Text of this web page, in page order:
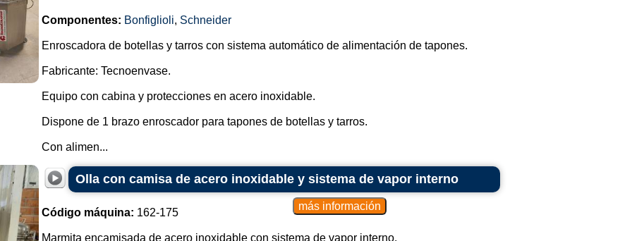
Componentes: Bonfiglioli, Schneider
Enroscadora de botellas y tarros con sistema automático de alimentación de tapones.
Fabricante: Tecnoenvase.
Equipo con cabina y protecciones en acero inoxidable.
Dispone de 1 brazo enroscador para tapones de botellas y tarros.
Con alimen...
Olla con camisa de acero inoxidable y sistema de vapor interno
Código máquina: 162-175
Marmita encamisada de acero inoxidable con sistema de vapor interno.